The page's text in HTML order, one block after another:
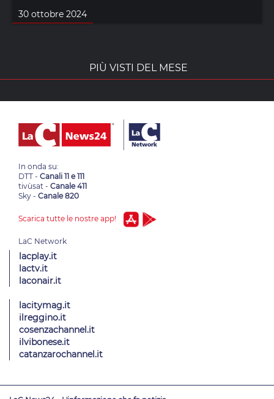
30 ottobre 2024
PIÙ VISTI DEL MESE
In onda su:
DTT - Canali 11 e 111
tivùsat - Canale 411
Sky - Canale 820
Scarica tutte le nostre app!
lacplay.it
lactv.it
laconair.it
lacitymag.it
ilreggino.it
cosenzachannel.it
ilvibonese.it
catanzarochannel.it